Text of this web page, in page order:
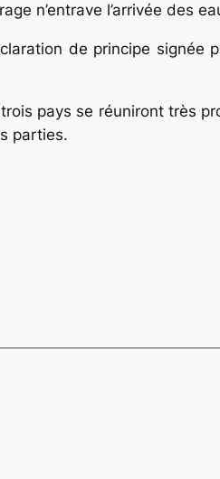
n’entrave l’arrivée des
de principe signée
pays se réuniront très
parties.